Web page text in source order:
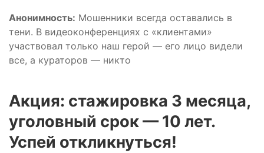
Анонимность: Мошенники всегда оставались в
тени. В видеоконференциях с «клиентами»
участвовал только наш герой — его лицо видели
все, а кураторов — никто
Акция: стажировка 3 месяца,
уголовный срок — 10 лет.
Успей откликнуться!